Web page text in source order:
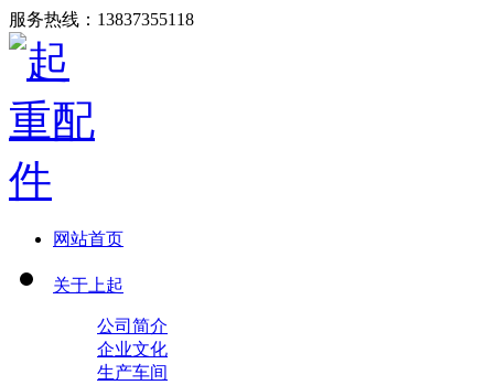
服务热线： 13837355118
网站首页
关于上起
公司简介
企业文化
生产车间